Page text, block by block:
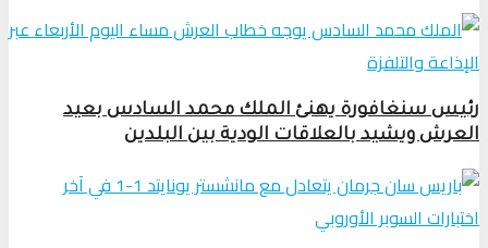
رئيس سنغافورة يهنئ الملك محمد السادس بعيد
العرش ويشيد بالعلاقات الودية بين البلدين